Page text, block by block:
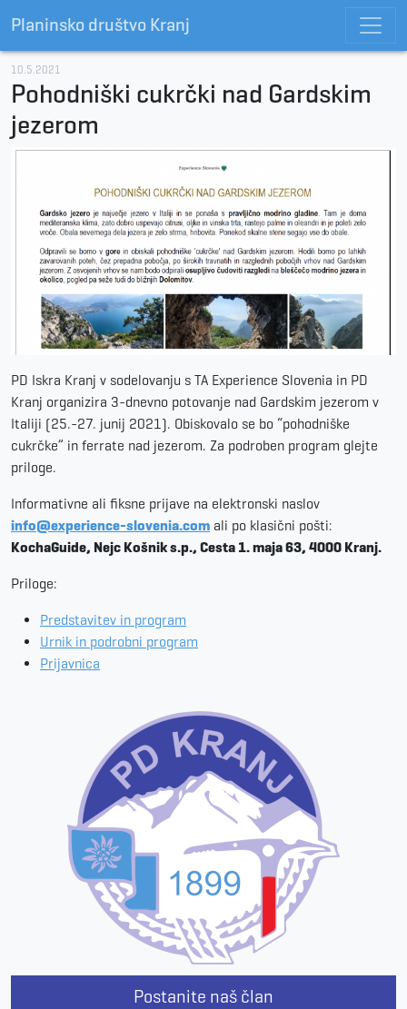
Planinsko društvo Kranj
10.5.2021
Pohodniški cukrčki nad Gardskim
jezerom
PD Iskra Kranj v sodelovanju s TA Experience Slovenia in PD
Kranj organizira 3-dnevno potovanje nad Gardskim jezerom v
Italiji (25.-27. junij 2021). Obiskovalo se bo “pohodniške
cukrčke” in ferrate nad jezerom. Za podroben program glejte
priloge.
Informativne ali fiksne prijave na elektronski naslov
info@experience-slovenia.com ali po klasični pošti:
KochaGuide, Nejc Košnik s.p., Cesta 1. maja 63, 4000 Kranj.
Priloge:
Predstavitev in program
Urnik in podrobni program
Prijavnica
Postanite naš član